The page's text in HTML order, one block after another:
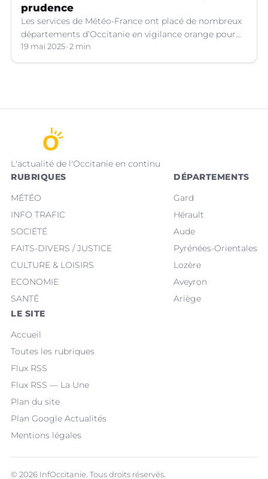
prudence
Les services de Météo-France ont placé de nombreux
départements d’Occitanie en vigilance orange pour
les orages violents.
19 mai 2025 2 min
L'actualité de l'Occitanie en continu
RUBRIQUES
MÉTÉO
INFO TRAFIC
SOCIÉTÉ
FAITS-DIVERS / JUSTICE
CULTURE & LOISIRS
ECONOMIE
SANTÉ
DÉPARTEMENTS
Gard
Hérault
Aude
Pyrénées-Orientales
Lozère
Aveyron
Ariège
LE SITE
Accueil
Toutes les rubriques
Flux RSS
Flux RSS — La Une
Plan du site
Plan Google Actualités
Mentions légales
© 2026 InfOccitanie. Tous droits réservés.